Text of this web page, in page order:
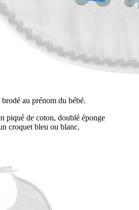
au prénom du bébé.
piqué de coton, doublé éponge
croquet bleu ou blanc.